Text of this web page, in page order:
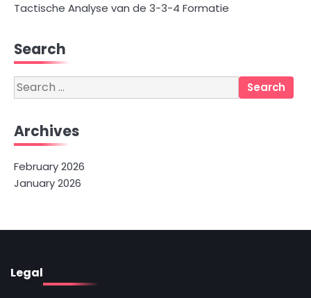
Tactische Analyse van de 3-3-4 Formatie
Search
Search
for:
Archives
February 2026
January 2026
Legal